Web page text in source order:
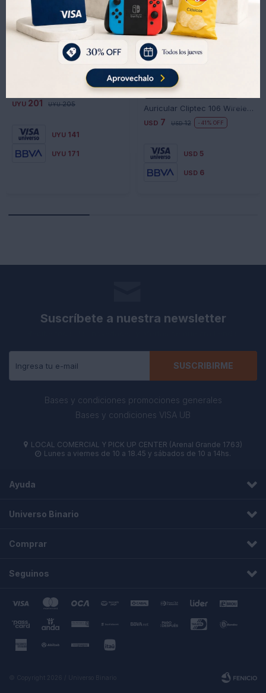
CABLE CORDON USB MICRO 2 METROS REF,21
UYU 201 UYU 205
UYU 141
UYU 171
No disponible para retiro
Auricular Cliptec 106 Wireless C/cable Silver
USD 7 USD 12 41
USD 5
USD 6
Suscríbete a nuestra newsletter
SUSCRIBIRME
Bases y condiciones promociones generales
Bases y condiciones VISA UB
 LOCAL COMERCIAL Y PICK UP CENTER (Arenal Grande 1763)
 Lunes a viernes de 10 a 18.45 y sábados de 10 a 14hs.
Ayuda
Universo Binario
Comprar
Seguinos